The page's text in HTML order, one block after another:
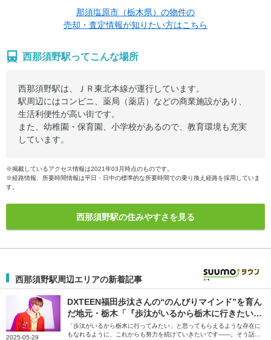
那須塩原市（栃木県）の物件の
売却・査定情報が知りたい方はこちら
西那須野駅ってこんな場所
西那須野駅は、ＪＲ東北本線が運行しています。
駅周辺にはコンビニ、薬局（薬店）などの商業施設があり、
生活利便性が高い街です。
また、幼稚園・保育園、小学校があるので、教育環境も充実
しています。
※掲載しているアクセス情報は2021年03月時点のものです。
※経路情報、所要時間情報は平日・日中の標準的な所要時間での乗り換え経路を採用していま
す。
西那須野駅の住みやすさを見る
西那須野駅周辺エリアの新着記事
2025-05-29
DXTEEN福田歩汰さんの“のんびりマインド”を育ん
だ地元・栃木「『歩汰がいるから栃木に行きたい』
と思ってもらえる存在になりたい」
「歩汰がいるから栃木に行ってみたい」と思ってもらえるような存在に
もなれるように、これからも努力を続けていきたいです――。そう話す